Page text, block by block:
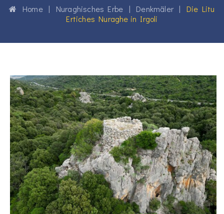
Home| Nuraghisches Erbe | Denkmäler| Die Litu
Ertiches Nuraghe in Irgoli